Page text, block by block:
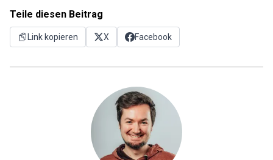
Teile diesen Beitrag
Link kopieren X Facebook